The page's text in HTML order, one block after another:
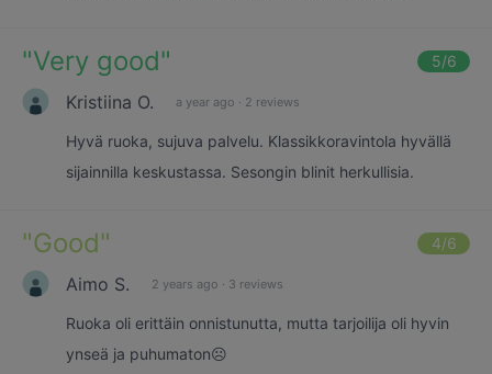
"Very good" 5/6
Kristiina O. a year ago · 2 reviews
Hyvä ruoka, sujuva palvelu. Klassikkoravintola hyvällä
sijainnilla keskustassa. Sesongin blinit herkullisia.
"Good" 4/6
Aimo S. 2 years ago · 3 reviews
Ruoka oli erittäin onnistunutta, mutta tarjoilija oli hyvin
ynseä ja puhumaton☹️